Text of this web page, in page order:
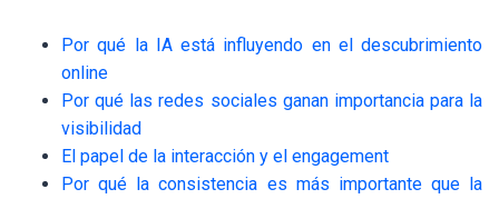
Por qué la IA está influyendo en el descubrimiento
online
Por qué las redes sociales ganan importancia para la
visibilidad
El papel de la interacción y el engagement
Por qué la consistencia es más importante que la